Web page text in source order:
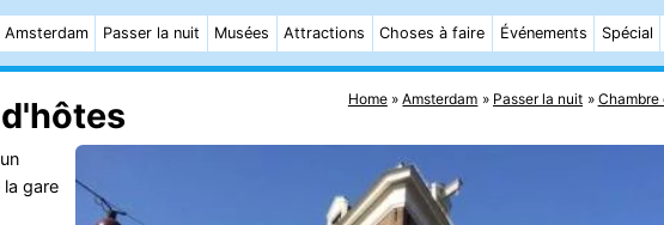
Amsterdam Passer la nuit Musées Attractions Choses à faire Événements Spécial
Home Amsterdam Passer la nuit Chambre
gare